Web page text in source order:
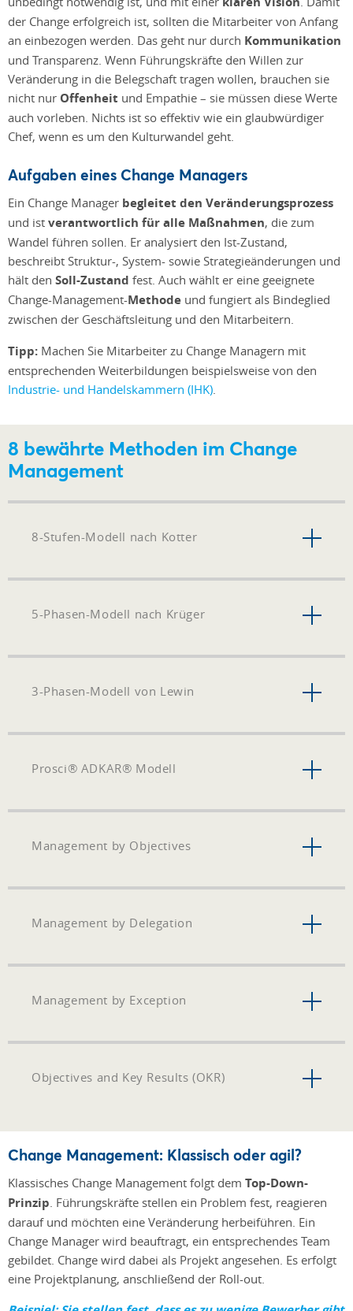
der Change erfolgreich ist, sollten die Mitarbeiter von Anfang
an einbezogen werden. Das geht nur durch Kommunikation
und Transparenz. Wenn Führungskräfte den Willen zur
Veränderung in die Belegschaft tragen wollen, brauchen sie
nicht nur Offenheit und Empathie – sie müssen diese Werte
auch vorleben. Nichts ist so effektiv wie ein glaubwürdiger
Chef, wenn es um den Kulturwandel geht.
Aufgaben eines Change Managers
Ein Change Manager begleitet den Veränderungsprozess
und ist verantwortlich für alle Maßnahmen, die zum
Wandel führen sollen. Er analysiert den Ist-Zustand,
beschreibt Struktur-, System- sowie Strategieänderungen und
hält den Soll-Zustand fest. Auch wählt er eine geeignete
Change-Management-Methode und fungiert als Bindeglied
zwischen der Geschäftsleitung und den Mitarbeitern.
Tipp: Machen Sie Mitarbeiter zu Change Managern mit
entsprechenden Weiterbildungen beispielsweise von den
Industrie- und Handelskammern (IHK)
8 bewährte Methoden im Change
Management
8-Stufen-Modell nach Kotter
5-Phasen-Modell nach Krüger
3-Phasen-Modell von Lewin
Prosci® ADKAR® Modell
Management by Objectives
Management by Delegation
Management by Exception
Objectives and Key Results (OKR)
Change Management: Klassisch oder agil?
Klassisches Change Management folgt dem Top-Down-
Prinzip . Führungskräfte stellen ein Problem fest, reagieren
darauf und möchten eine Veränderung herbeiführen. Ein
Change Manager wird beauftragt, ein entsprechendes Team
gebildet. Change wird dabei als Projekt angesehen. Es erfolgt
eine Projektplanung, anschließend der Roll-out.